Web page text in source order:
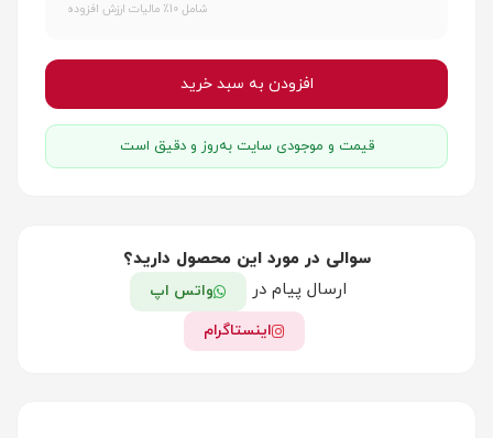
شامل 10٪ مالیات ارزش افزوده
افزودن به سبد خرید
قیمت و موجودی سایت به‌روز و دقیق است
سوالی در مورد این محصول دارید؟
ارسال پیام در
واتس اپ
اینستاگرام